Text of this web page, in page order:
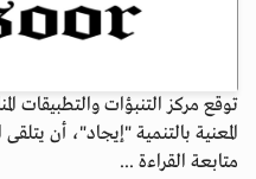
توقع مركز التنبؤات والتطبيقات
المعنية بالتنمية "إيجاد"، أن
متابعة القراءة ...